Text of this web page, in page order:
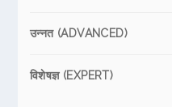
उन्नत (ADVANCED)
विशेषज्ञ (EXPERT)